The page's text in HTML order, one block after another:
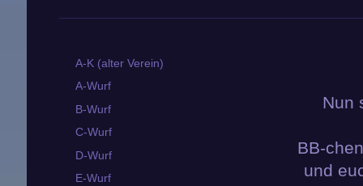
Nun
BB-
und
A-K (alter Verein)
A-Wurf
B-Wurf
C-Wurf
D-Wurf
E-Wurf